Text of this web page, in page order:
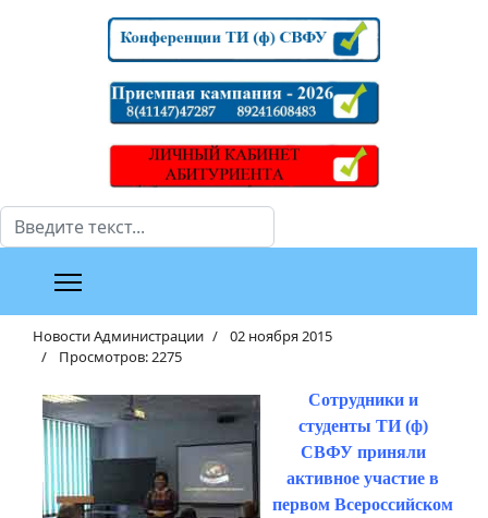
Поиск
Новости Администрации
02 ноября 2015
Просмотров: 2275
Сотрудники и
студенты ТИ (ф)
СВФУ приняли
активное участие в
первом Всероссийском